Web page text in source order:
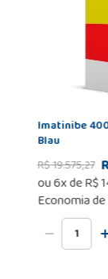
Imatinibe
Blau
R$19.575,27
ou6x deR$
Economia de